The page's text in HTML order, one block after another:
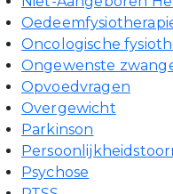
Oncologische
Ongewenste
Opvoedvragen
Overgewicht
Parkinson
Psychose